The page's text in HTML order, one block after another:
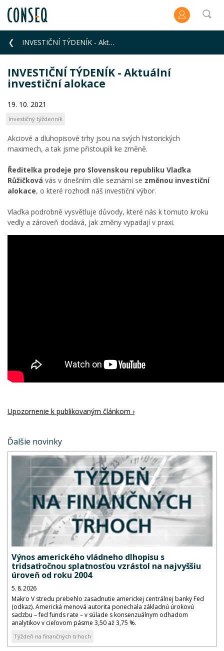
INVESTIČNÍ TÝDENÍK - Aktuální investiční alokace
INVESTIČNÍ TÝDENÍK - Aktuální
investiční alokace
19. 10. 2021
Investičný týždenník
Akciové a dluhopisové trhy jsou na svých historických
maximech, a tak jsme přistoupili ke změně.
Ředitelka prodeje pro Slovenskou republiku Vlaďka
Růžičková vás v dnešním díle seznámí se změnou investiční
alokace, o které rozhodl náš investiční výbor.
Vlaďka podrobně vysvětluje důvody, které nás k tomuto kroku
vedly a zároveň dodává, jak změny vypadají v praxi.
Upozornenie k publikovaným článkom ›
Ďalšie novinky
Výnos amerického vládneho dlhopisu s
tridsaťročnou splatnosťou vzrástol na najvyššiu
úroveň od roku 2004
5. 8. 2026
Makro V stredu prebehlo zasadnutie americkej centrálnej banky Fed
(odkaz). Americká menová autorita ponechala základnú úrokovú
sadzbu – fed funds rate – v súlade s konsenzuálnym odhadom
analytikov v cieľovom pásme 3,50 až 3,75 %.
Týždeň na finančných trhoch